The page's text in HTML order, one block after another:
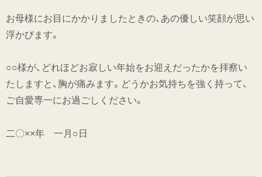
お母様にお目にかかりましたときの、あの優しい笑顔が思い
浮かびます。
○○様が、どれほどお寂しい年始をお迎えだったかを拝察い
たしますと、胸が痛みます。どうかお気持ちを強く持って、
ご自愛専一にお過ごしください。
二〇××年 一月○日